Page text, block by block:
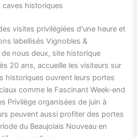
caves historiques
visites privilégiées d'une heure et
labellisés Vignobles &
nous deux, site historique
20 ans, accueille les visiteurs sur
historiques ouvrent leurs portes
comme le Fascinant Week-end
Privilège organisées de juin à
peuvent aussi profiter des portes
du Beaujolais Nouveau en